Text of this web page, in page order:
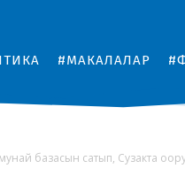
#МАКАЛАЛАР
мунай базасын сатып, Сузакта